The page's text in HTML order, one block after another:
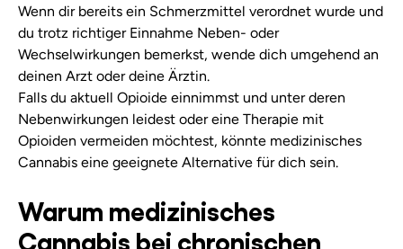
Wenn dir bereits ein Schmerzmittel verordnet wurde und
du trotz richtiger Einnahme Neben- oder
Wechselwirkungen bemerkst, wende dich umgehend an
deinen Arzt oder deine Ärztin.
Falls du aktuell Opioide einnimmst und unter deren
Nebenwirkungen leidest oder eine Therapie mit
Opioiden vermeiden möchtest, könnte medizinisches
Cannabis eine geeignete Alternative für dich sein.
Warum medizinisches
Cannabis bei chronischen